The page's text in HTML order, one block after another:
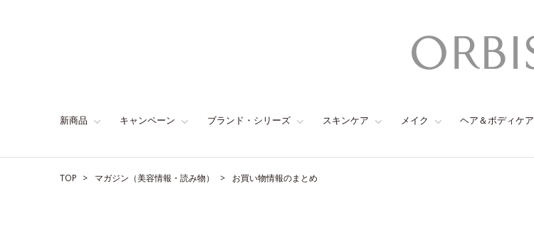
新商品 キャンペーン ブランド・シリーズ スキンケア メイク ヘア＆ボディケア
TOP マガジン（美容情報・読み物） お買い物情報のまとめ